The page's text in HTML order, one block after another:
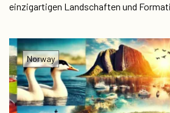
einzigartigen Landschaften und
Norway